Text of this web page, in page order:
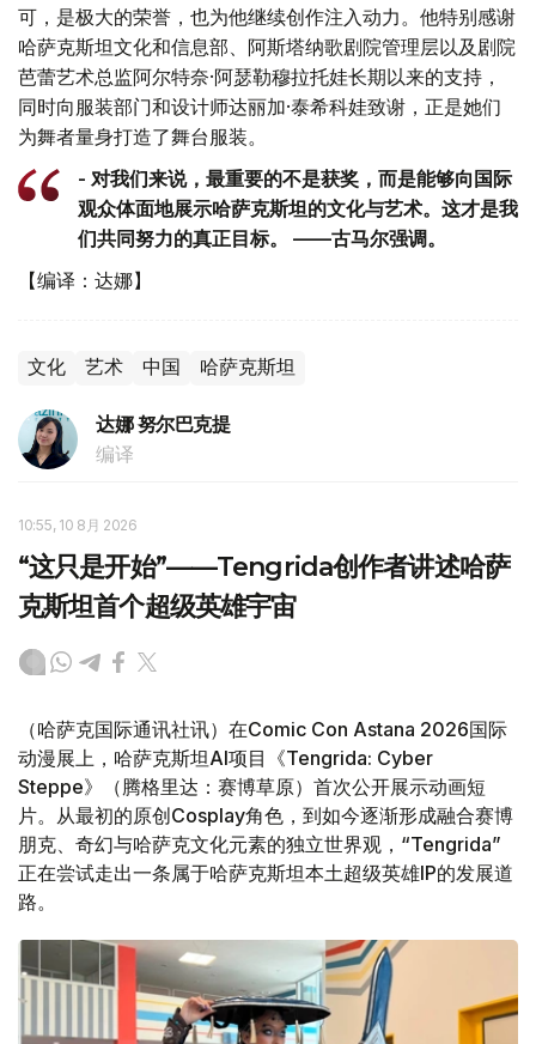
可，是极大的荣誉，也为他继续创作注入动力。他特别感谢
哈萨克斯坦文化和信息部、阿斯塔纳歌剧院管理层以及剧院
芭蕾艺术总监阿尔特奈·阿瑟勒穆拉托娃长期以来的支持，
同时向服装部门和设计师达丽加·泰希科娃致谢，正是她们
为舞者量身打造了舞台服装。
- 对我们来说，最重要的不是获奖，而是能够向国际
观众体面地展示哈萨克斯坦的文化与艺术。这才是我
们共同努力的真正目标。 ——古马尔强调。
【编译：达娜】
文化 艺术 中国 哈萨克斯坦
达娜 努尔巴克提
编译
10:55, 10 8月 2026
“这只是开始”——Tengrida创作者讲述哈萨
克斯坦首个超级英雄宇宙
（哈萨克国际通讯社讯）在Comic Con Astana 2026国际
动漫展上，哈萨克斯坦AI项目《Tengrida: Cyber
Steppe》（腾格里达：赛博草原）首次公开展示动画短
片。从最初的原创Cosplay角色，到如今逐渐形成融合赛博
朋克、奇幻与哈萨克文化元素的独立世界观，“Tengrida”
正在尝试走出一条属于哈萨克斯坦本土超级英雄IP的发展道
路。